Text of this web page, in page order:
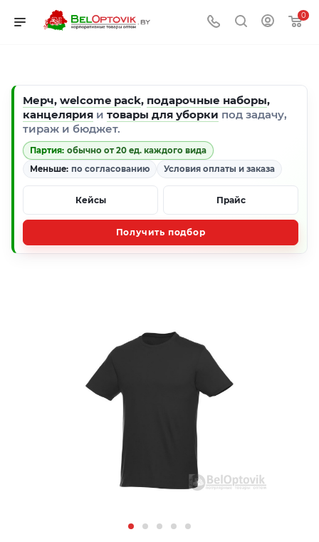
0
Мерч, welcome pack, подарочные наборы,
канцелярия и товары для уборки под задачу,
тираж и бюджет.
Партия: обычно от 20 ед. каждого вида
Меньше: по согласованию Условия оплаты и заказа
Кейсы Прайс
Получить подбор